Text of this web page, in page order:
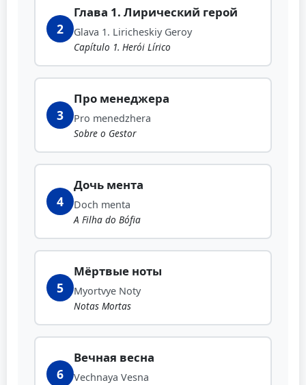
2
Глава 1. Лирический герой
Glava 1. Liricheskiy Geroy
Capítulo 1. Herói Lírico
3
Про менеджера
Pro menedzhera
Sobre o Gestor
4
Дочь мента
Doch menta
A Filha do Bófia
5
Мёртвые ноты
Myortvye Noty
Notas Mortas
6
Вечная весна
Vechnaya Vesna